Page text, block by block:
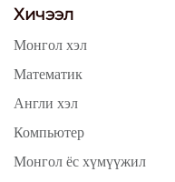
Хичээл
Монгол хэл
Математик
Англи хэл
Компьютер
Монгол ёс хүмүүжил